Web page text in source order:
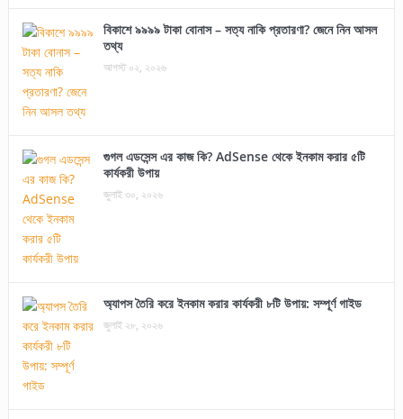
বিকাশে ৯৯৯৯ টাকা বোনাস – সত্য নাকি প্রতারণা? জেনে নিন আসল
তথ্য
আগস্ট ০২, ২০২৬
গুগল এডসেন্স এর কাজ কি? AdSense থেকে ইনকাম করার ৫টি
কার্যকরী উপায়
জুলাই ৩০, ২০২৬
অ্যাপস তৈরি করে ইনকাম করার কার্যকরী ৮টি উপায়: সম্পূর্ণ গাইড
জুলাই ২৮, ২০২৬